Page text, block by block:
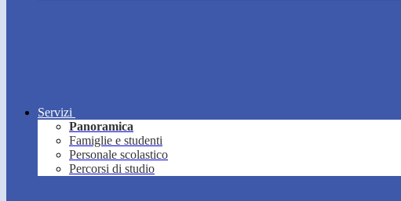
Servizi
Panoramica
Famiglie e studenti
Personale scolastico
Percorsi di studio